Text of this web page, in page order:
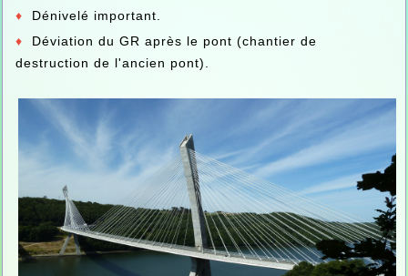
♦ Dénivelé important.
♦ Déviation du GR après le pont (chantier de
destruction de l'ancien pont).